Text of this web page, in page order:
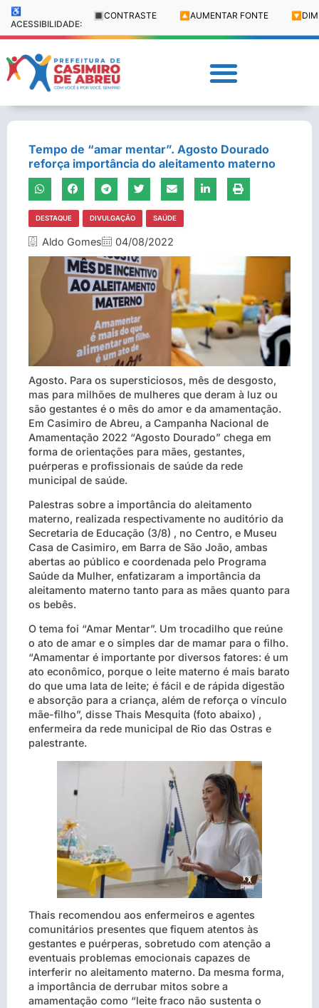
♿
ACESSIBILIDADE:
🔳 CONTRASTE 🔼 AUMENTAR FONTE 🔽
Tempo de “amar mentar”. Agosto Dourado
reforça importância do aleitamento materno
DESTAQUE DIVULGAÇÃO SAÚDE
Aldo Gomes 04/08/2022
Agosto. Para os supersticiosos, mês de desgosto,
mas para milhões de mulheres que deram à luz ou
são gestantes é o mês do amor e da amamentação.
Em Casimiro de Abreu, a Campanha Nacional de
Amamentação 2022 “Agosto Dourado” chega em
forma de orientações para mães, gestantes,
puérperas e profissionais de saúde da rede
municipal de saúde.
Palestras sobre a importância do aleitamento
materno, realizada respectivamente no auditório da
Secretaria de Educação (3/8) , no Centro, e Museu
Casa de Casimiro, em Barra de São João, ambas
abertas ao público e coordenada pelo Programa
Saúde da Mulher, enfatizaram a importância da
aleitamento materno tanto para as mães quanto para
os bebês.
O tema foi “Amar Mentar”. Um trocadilho que reúne
o ato de amar e o simples dar de mamar para o filho.
“Amamentar é importante por diversos fatores: é um
ato econômico, porque o leite materno é mais barato
do que uma lata de leite; é fácil e de rápida digestão
e absorção para a criança, além de reforça o vínculo
mãe-filho”, disse Thais Mesquita (foto abaixo) ,
enfermeira da rede municipal de Rio das Ostras e
palestrante.
Thais recomendou aos enfermeiros e agentes
comunitários presentes que fiquem atentos às
gestantes e puérperas, sobretudo com atenção a
eventuais problemas emocionais capazes de
interferir no aleitamento materno. Da mesma forma,
a importância de derrubar mitos sobre a
amamentação como “leite fraco não sustenta o